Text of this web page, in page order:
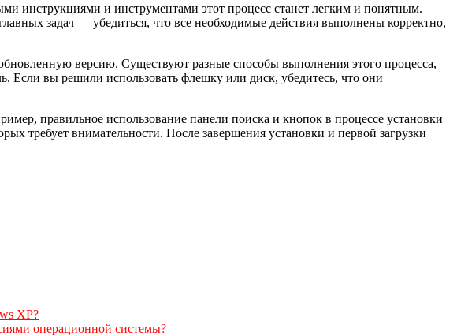
инструкциями и инструментами этот процесс станет легким и понятным.
задач — убедиться, что все необходимые действия выполнены корректно,
версию. Существуют разные способы выполнения этого процесса,
Если вы решили использовать флешку или диск, убедитесь, что они
правильное использование панели поиска и кнопок в процессе установки
требует внимательности. После завершения установки и первой загрузки
XP?
операционной системы?